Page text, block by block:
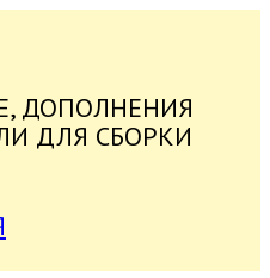
ДОПОЛНЕНИЯ
ДЛЯ СБОРКИ